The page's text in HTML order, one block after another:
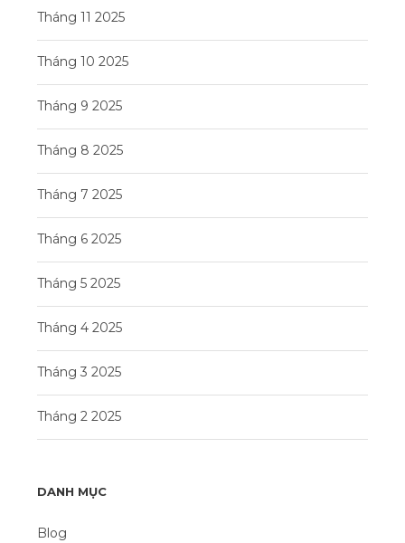
Tháng 11 2025
Tháng 10 2025
Tháng 9 2025
Tháng 8 2025
Tháng 7 2025
Tháng 6 2025
Tháng 5 2025
Tháng 4 2025
Tháng 3 2025
Tháng 2 2025
DANH MỤC
Blog